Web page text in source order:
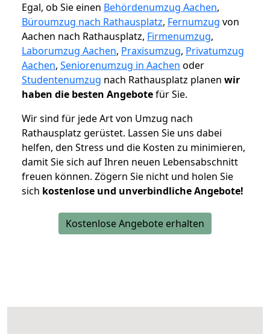
Egal, ob Sie einen Behördenumzug Aachen,
Büroumzug nach Rathausplatz, Fernumzug von
Aachen nach Rathausplatz, Firmenumzug,
Laborumzug Aachen, Praxisumzug, Privatumzug
Aachen, Seniorenumzug in Aachen oder
Studentenumzug nach Rathausplatz planen wir
haben die besten Angebotefür Sie.
Wir sind für jede Art von Umzug nach
Rathausplatz gerüstet. Lassen Sie uns dabei
helfen, den Stress und die Kosten zu minimieren,
damit Sie sich auf Ihren neuen Lebensabschnitt
freuen können. Zögern Sie nicht und holen Sie
sich kostenlose und unverbindliche Angebote!
Kostenlose Angebote erhalten